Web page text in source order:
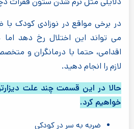
در برخی مواقع در نوزادی کودک با
می تواند این اختلال رخ دهد
اقدامی، حتما با درمانگران و
لازم را انجام دهید.
حالا در این قسمت چند علت
خواهیم کرد.
ضربه به سر در کودکی